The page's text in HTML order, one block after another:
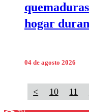
hogar
04 de agosto 2026
< 10 11